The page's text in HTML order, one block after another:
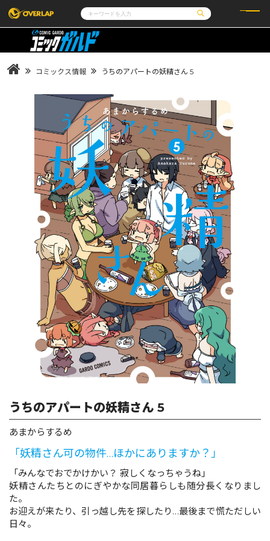
コミック
LiQulle
ライトノベル
ノベルス
ノベルスf
ポケットモンスター
オーバーラップ広報室
会社概要
採用情報
アクセス
オーバーラップホールディングス
お問い合わせはこちら
オーバーラップ文庫
オーバーラップノベルス
オーバーラップノベルスf
ロサージュノベルス
コミックガルド
コミッククリエ
コミックス情報 うちのアパートの妖精さん 5
うちのアパートの妖精さん 5
あまからするめ
「妖精さん可の物件…ほかにありますか？」
「みんなでおでかけかい？ 寂しくなっちゃうね」
妖精さんたちとのにぎやかな同居暮らしも随分長くなりまし
た。
お迎えが来たり、引っ越し先を探したり…最後まで慌ただしい
日々。